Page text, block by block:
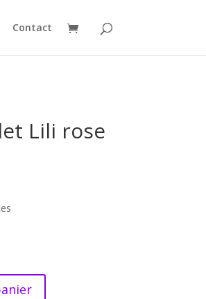
Contact
Lili rose